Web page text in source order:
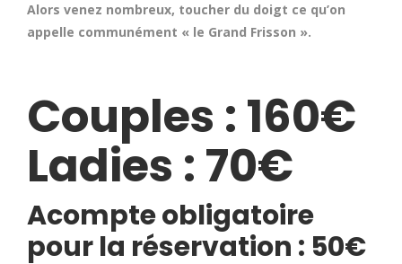
Alors venez nombreux, toucher du doigt ce qu’on
appelle communément « le Grand Frisson ».
Couples : 160€
Ladies : 70€
Acompte obligatoire
pour la réservation : 50€